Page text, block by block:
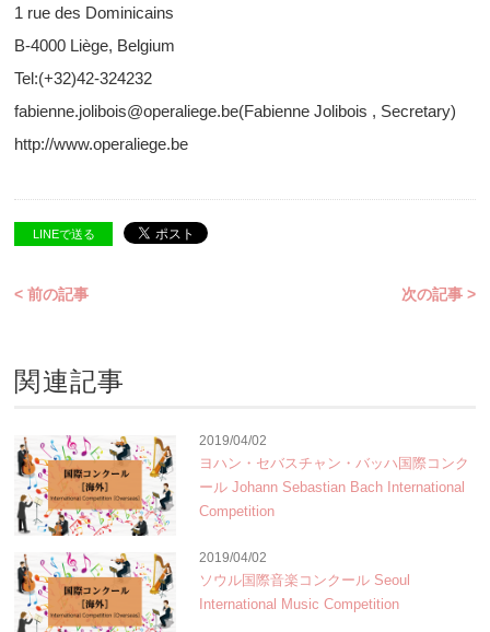
1 rue des Dominicains
B-4000 Liège, Belgium
Tel:(+32)42-324232
fabienne.jolibois@operaliege.be(Fabienne Jolibois , Secretary)
http://www.operaliege.be
LINEで送る
< 前の記事 次の記事 >
関連記事
2019/04/02
ヨハン・セバスチャン・バッハ国際コンク
ール Johann Sebastian Bach International
Competition
2019/04/02
ソウル国際音楽コンクール Seoul
International Music Competition